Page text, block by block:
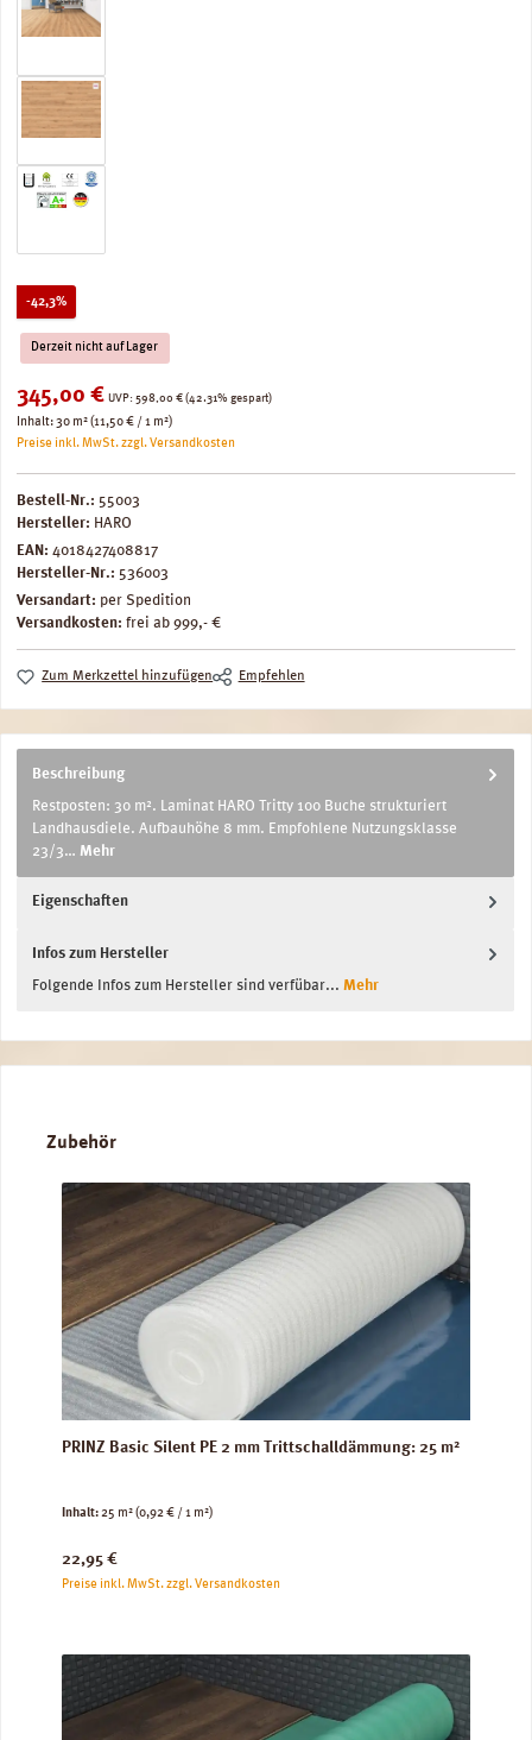
-42,3%Rabatt
Derzeit nicht auf Lager
Verkaufspreis:
345,00 € UVP: Regulärer Preis:
598,00 € (42.31% gespart)
Inhalt:30 m²(11,50 € / 1 m²)
Preise inkl. MwSt. zzgl. Versandkosten
Bestell-Nr.: 55003
Hersteller: HARO
EAN: 4018427408817
Hersteller-Nr.: 536003
Versandart: per Spedition
Versandkosten: frei ab 999,- €
Zum Merkzettel hinzufügen Empfehlen
Beschreibung
Restposten: 30 m². Laminat HARO Tritty 100 Buche strukturiert
Landhausdiele. Aufbauhöhe 8 mm. Empfohlene Nutzungsklasse
23/3… Mehr
Eigenschaften
Infos zum Hersteller
Folgende Infos zum Hersteller sind verfübar... Mehr
Produktgalerie überspringen
Zubehör
PRINZ Basic Silent PE 2 mm Trittschalldämmung: 25 m²
Inhalt:25 m²(0,92 € / 1 m²)
Regulärer Preis:
22,95 €
Preise inkl. MwSt. zzgl. Versandkosten